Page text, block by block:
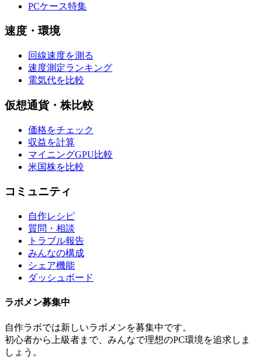
PCケース特集
速度・環境
回線速度を測る
速度測定ランキング
電気代を比較
仮想通貨・株比較
価格をチェック
収益を計算
マイニングGPU比較
米国株を比較
コミュニティ
自作レシピ
質問・相談
トラブル報告
みんなの構成
シェア機能
ダッシュボード
ラボメン募集中
自作ラボでは新しいラボメンを募集中です。
初心者から上級者まで、みんなで理想のPC環境を追求しま
しょう。